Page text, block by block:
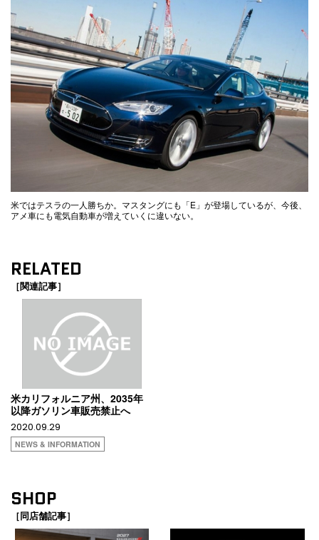
米ではテスラの一人勝ちか。マスタングにも「E」が登場しているが、今後、
アメ車にも電気自動車が増えていくに違いない。
RELATED
［関連記事］
米カリフォルニア州、2035年
以降ガソリン車販売禁止へ
2020.09.29
NEWS & INFORMATION
SHOP
［同店舗記事］